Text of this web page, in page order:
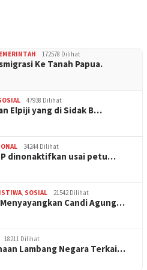
172578 Dilihat
Ke Tanah Papua.
47938 Dilihat
Elpiji yang di Sidak B…
34244 Dilihat
dinonaktifkan usai petu…
SOSIAL 21542 Dilihat
Candi Agung…
18211 Dilihat
Lambang Negara Terkai…